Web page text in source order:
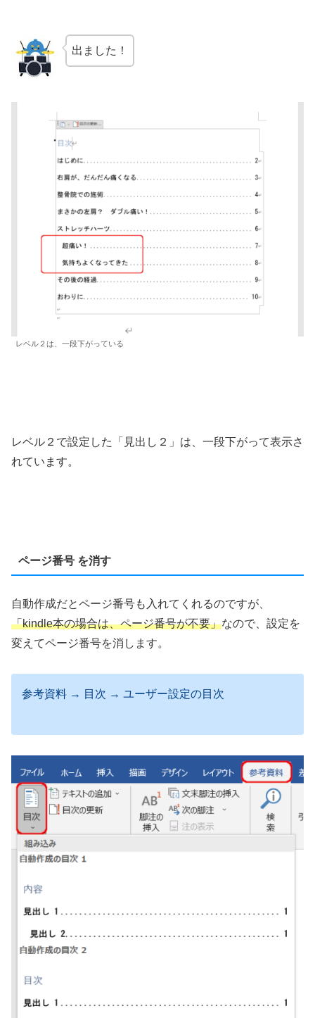
出ました！
レベル２は、一段下がっている
レベル２で設定した「見出し２」は、一段下がって表示さ
れています。
ページ番号 を消す
自動作成だとページ番号も入れてくれるのですが、
「kindle本の場合は、ページ番号が不要」なので、設定を
変えてページ番号を消します。
参考資料 → 目次 → ユーザー設定の目次